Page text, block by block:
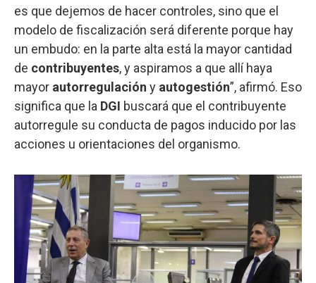
es que dejemos de hacer controles, sino que el
modelo de fiscalización será diferente porque hay
un embudo: en la parte alta está la mayor cantidad
de contribuyentes, y aspiramos a que allí haya
mayor autorregulación y autogestión”, afirmó. Eso
significa que la DGI buscará que el contribuyente
autorregule su conducta de pagos inducido por las
acciones u orientaciones del organismo.